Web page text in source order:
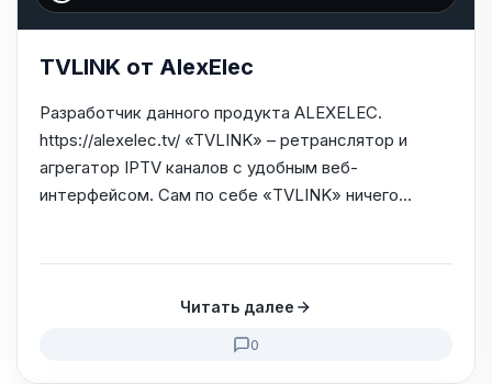
TVLINK от AlexElec
Разработчик данного продукта ALEXELEC.
https://alexelec.tv/ «TVLINK» – ретранслятор и
агрегатор IPTV каналов с удобным веб-
интерфейсом. Сам по себе «TVLINK» ничего...
Читать далее
0